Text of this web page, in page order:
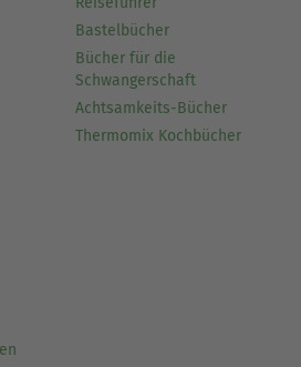
Bastelbücher
Bücher für die
Schwangerschaft
Achtsamkeits-Bücher
Thermomix Kochbücher